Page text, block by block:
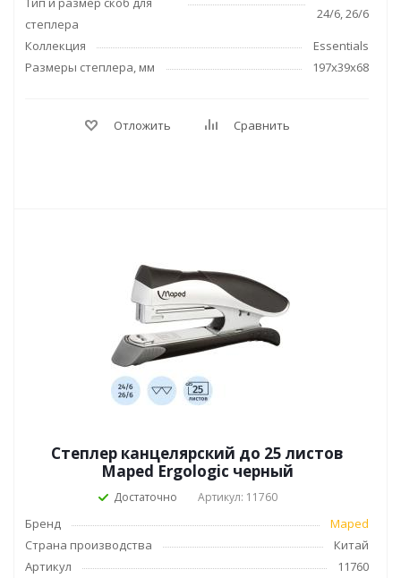
степлера
24/6, 26/6
Коллекция
Essentials
Размеры степлера, мм
197х39х68
Отложить Сравнить
Степлер канцелярский до 25 листов
Maped Ergologic черный
Достаточно Артикул: 11760
Бренд
Maped
Страна производства
Китай
Артикул
11760